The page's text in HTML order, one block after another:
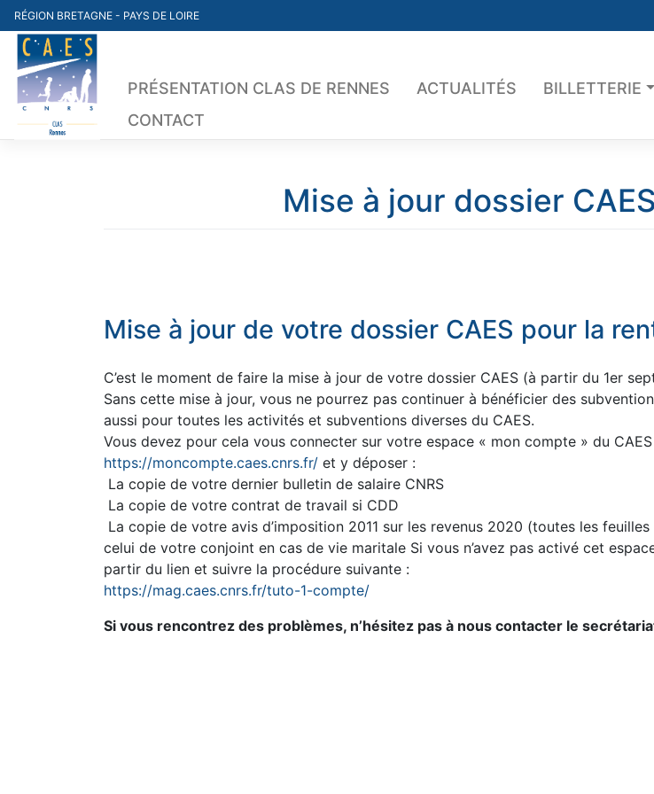
Skip
to
content
RÉGION BRETAGNE - PAYS DE LOIRE
PRÉSENTATION CLAS DE RENNES ACTUALITÉS BILLETTERIE
CONTACT
Mise à jour dossier CAES
Mise à jour de votre dossier CAES pour la
C’est le moment de faire la mise à jour de votre dossier CAES (à partir du 1er
Sans cette mise à jour, vous ne pourrez pas continuer à bénéficier des
aussi pour toutes les activités et subventions diverses du CAES.
Vous devez pour cela vous connecter sur votre espace « mon compte » du
https://moncompte.caes.cnrs.fr/ et y déposer :
La copie de votre dernier bulletin de salaire CNRS
La copie de votre contrat de travail si CDD
La copie de votre avis d’imposition 2011 sur les revenus 2020 (toutes les
celui de votre conjoint en cas de vie maritale Si vous n’avez pas activé cet
partir du lien et suivre la procédure suivante :
https://mag.caes.cnrs.fr/tuto-1-compte/
Si vous rencontrez des problèmes, n’hésitez pas à nous contacter le